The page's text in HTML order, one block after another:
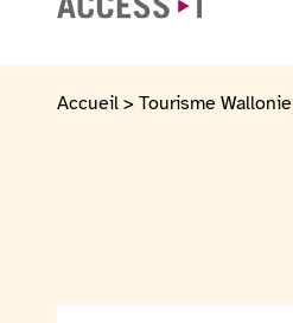
Accueil > Tourisme Wallonie